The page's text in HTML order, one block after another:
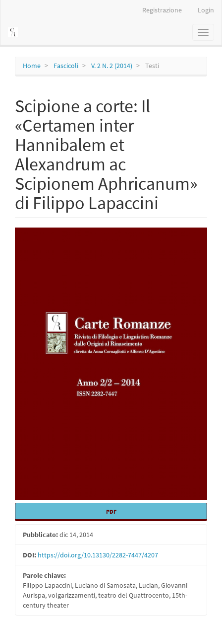
Registrazione Login
Toggle
Home Fascicoli V. 2 N. 2 (2014) Testi
Scipione a corte: Il
«Certamen inter
Hannibalem et
Alexandrum ac
Scipionem Aphricanum»
di Filippo Lapaccini
PDF
Pubblicato:dic 14, 2014
DOI: https://doi.org/10.13130/2282-7447/4207
Parole chiave:
Filippo Lapaccini, Luciano di Samosata, Lucian, Giovanni
Aurispa, volgarizzamenti, teatro del Quattrocento, 15th-
century theater